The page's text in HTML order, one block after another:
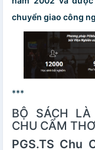
chuyển giao công
***
BỘ SÁCH LÀ
CHU CẨM THƠ
PGS.TS Chu